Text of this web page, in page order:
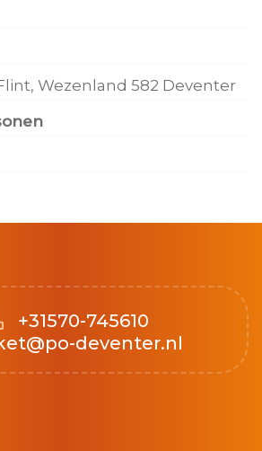
Wezenland 582 Deventer
+31570-745610
deventer.nl